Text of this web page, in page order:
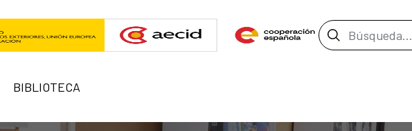
Barra de
BIBLIOTECA